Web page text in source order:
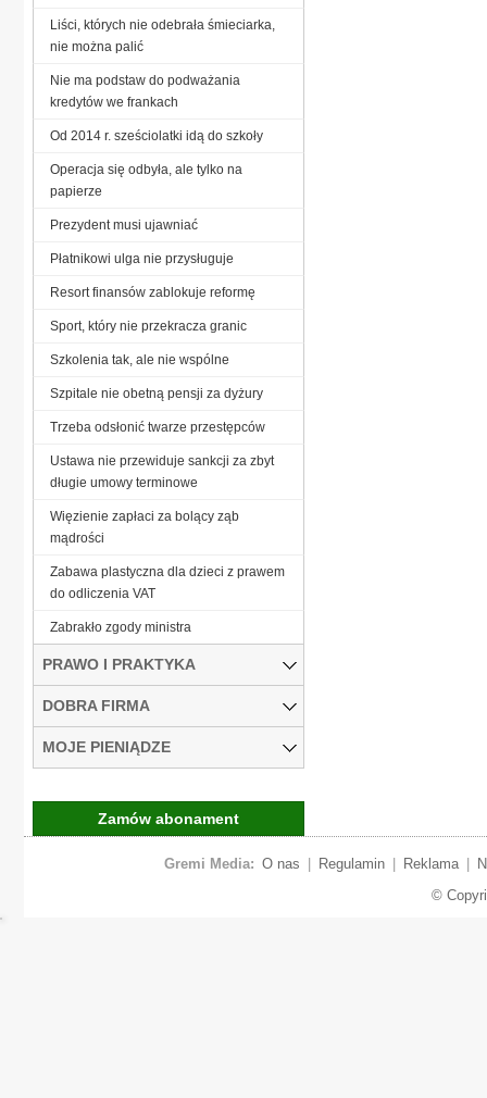
Liści, których nie odebrała śmieciarka,
nie można palić
Nie ma podstaw do podważania
kredytów we frankach
Od 2014 r. sześciolatki idą do szkoły
Operacja się odbyła, ale tylko na
papierze
Prezydent musi ujawniać
Płatnikowi ulga nie przysługuje
Resort finansów zablokuje reformę
Sport, który nie przekracza granic
Szkolenia tak, ale nie wspólne
Szpitale nie obetną pensji za dyżury
Trzeba odsłonić twarze przestępców
Ustawa nie przewiduje sankcji za zbyt
długie umowy terminowe
Więzienie zapłaci za bolący ząb
mądrości
Zabawa plastyczna dla dzieci z prawem
do odliczenia VAT
Zabrakło zgody ministra
PRAWO I PRAKTYKA
DOBRA FIRMA
MOJE PIENIĄDZE
Zamów abonament
Gremi Media: O nas Regulamin Reklama
©